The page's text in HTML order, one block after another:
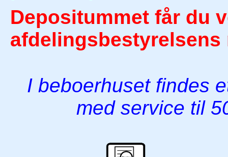
Depositummet får du
I beboerhuset findes
med service til